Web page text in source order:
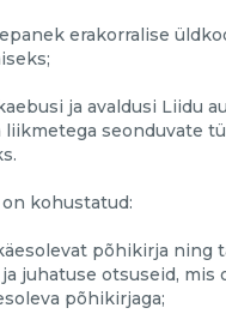
erakorralise
ja avaldusi Liidu
liikmetega seonduvate
kohustatud:
põhikirja ning
juhatuse otsuseid, mis
põhikirjaga;